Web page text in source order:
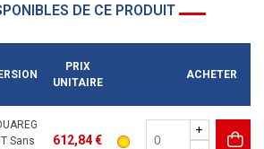
DE CE PRODUIT
PRIX
UNITAIRE
ACHETER
Sans
612,84 €